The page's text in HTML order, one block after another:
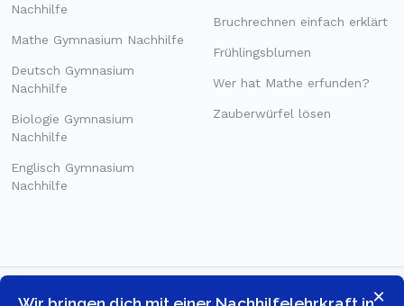
×
Nachhilfe
Mathe Gymnasium Nachhilfe
Deutsch Gymnasium
Nachhilfe
Biologie Gymnasium
Nachhilfe
Englisch Gymnasium
Nachhilfe
Bruchrechnen einfach erklärt
Frühlingsblumen
Wer hat Mathe erfunden?
Zauberwürfel lösen